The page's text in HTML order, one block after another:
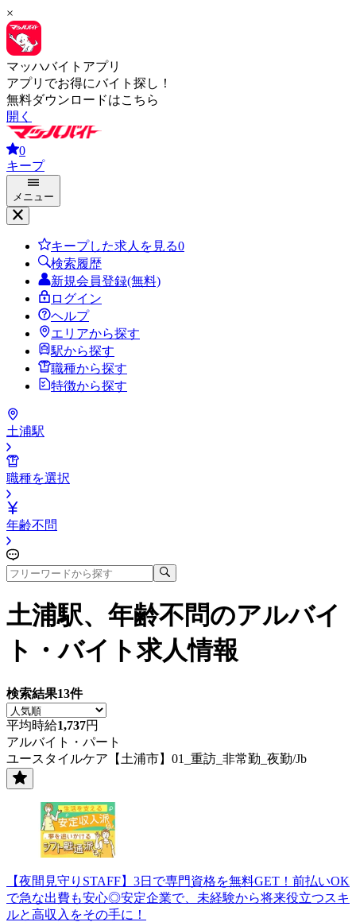
×
マッハバイトアプリ
アプリでお得にバイト探し！
無料ダウンロードはこちら
開く
0
キープ
メニュー
キープした求人を見る0
検索履歴
新規会員登録(無料)
ログイン
ヘルプ
エリアから探す
駅から探す
職種から探す
特徴から探す
土浦駅
職種を選択
年齢不問
土浦駅、年齢不問のアルバイ
ト・バイト求人情報
検索結果13件
平均時給1,737円
アルバイト・パート
ユースタイルケア【土浦市】01_重訪_非常勤_夜勤/Jb
【夜間見守りSTAFF】3日で専門資格を無料GET！前払いOK
で急な出費も安心◎安定企業で、未経験から将来役立つスキ
ルと高収入をその手に！